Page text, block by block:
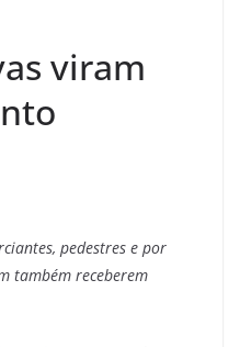
viram
pedestres e por
também receberem